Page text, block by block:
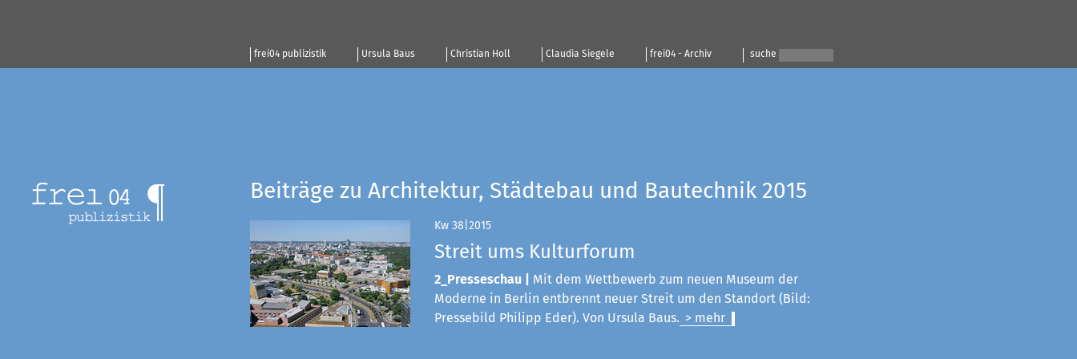
frei04 publizistik Ursula Baus Christian Holl Claudia Siegele frei04 - Archiv suche
Beiträge zu Architektur, Städtebau und Bautechnik 2015
Kw 38|2015
Streit ums Kulturforum
2_Presseschau |
Mit dem Wettbewerb zum neuen Museum der
Moderne in Berlin entbrennt neuer Streit um den Standort (Bild:
Pressebild Philipp Eder). Von Ursula Baus. > mehr